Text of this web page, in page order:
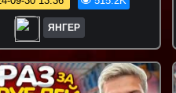
ЯНГЕР